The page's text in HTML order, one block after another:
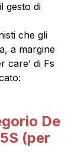
gesto di
che gli
a margine
care’ di Fs
De
(per